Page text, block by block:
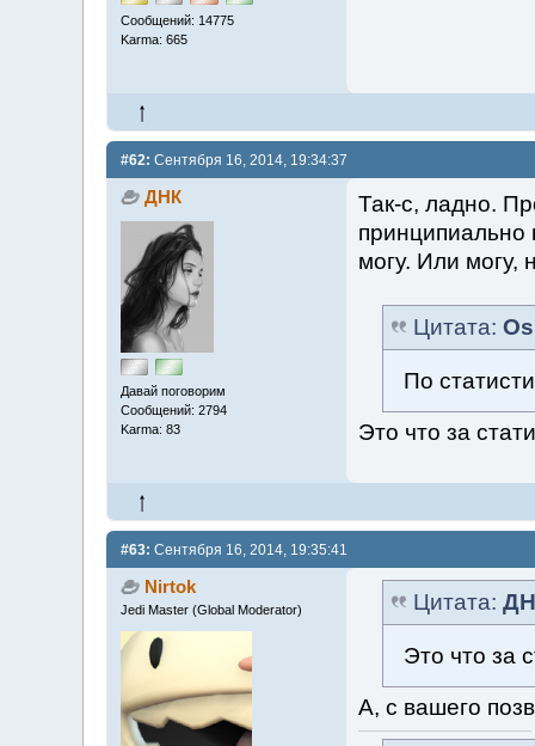
Сообщений: 14775
Karma: 665
#62: Сентября 16, 2014, 19:34:37
ДНК
Давай поговорим
Сообщений: 2794
Karma: 83
Так-с, ладно.
принципиально
могу. Или могу,
Цитата:
По
Это что за
#63: Сентября 16, 2014, 19:35:41
Nirtok
Jedi Master (Global Moderator) Цитата:
Это что за
А, с вашего